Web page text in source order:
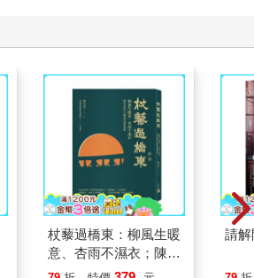
杖藜過橋東：柳風生暖
意、杏雨不濕衣；陳亮
恭談以心轉境的適齡漫
請解